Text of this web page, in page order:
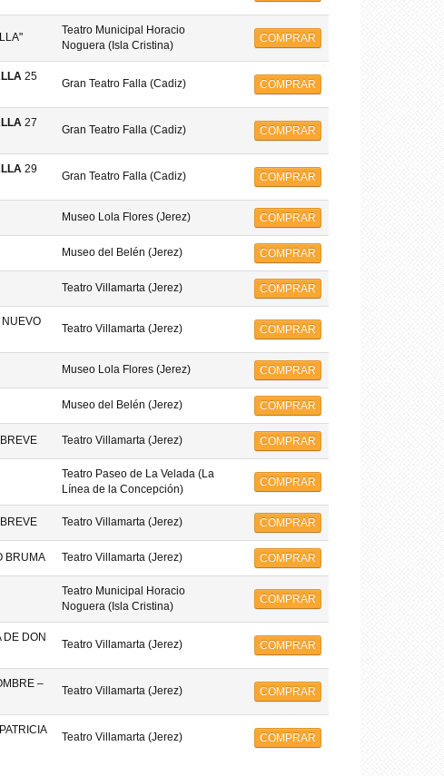
Teatro Municipal Horacio
Noguera (Isla Cristina)
COMPRAR
25
Gran Teatro Falla (Cadiz) COMPRAR
27
Gran Teatro Falla (Cadiz) COMPRAR
29
Gran Teatro Falla (Cadiz) COMPRAR
Museo Lola Flores (Jerez) COMPRAR
Museo del Belén (Jerez) COMPRAR
Teatro Villamarta (Jerez) COMPRAR
Teatro Villamarta (Jerez) COMPRAR
Museo Lola Flores (Jerez) COMPRAR
Museo del Belén (Jerez) COMPRAR
Teatro Villamarta (Jerez) COMPRAR
Teatro Paseo de La Velada (La
Línea de la Concepción)
COMPRAR
Teatro Villamarta (Jerez) COMPRAR
BRUMA Teatro Villamarta (Jerez) COMPRAR
Teatro Municipal Horacio
Noguera (Isla Cristina)
COMPRAR
DE DON
Teatro Villamarta (Jerez) COMPRAR
–
Teatro Villamarta (Jerez) COMPRAR
PATRICIA
Teatro Villamarta (Jerez) COMPRAR